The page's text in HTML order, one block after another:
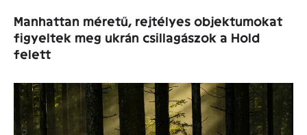
Manhattan méretű, rejtélyes objektumokat
figyeltek meg ukrán csillagászok a Hold
felett